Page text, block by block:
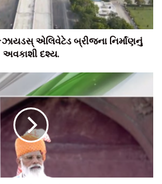
ઝાયડસ્ એલિવેટેડ બ્રીજના નિર્માંણનું
અવકાશી દશ્ય.